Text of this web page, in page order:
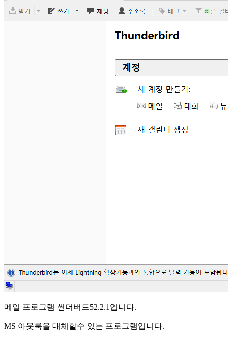
메일 프로그램 썬더버드52.2.1입니다.
MS 아웃룩을 대체할수 있는 프로그램입니다.